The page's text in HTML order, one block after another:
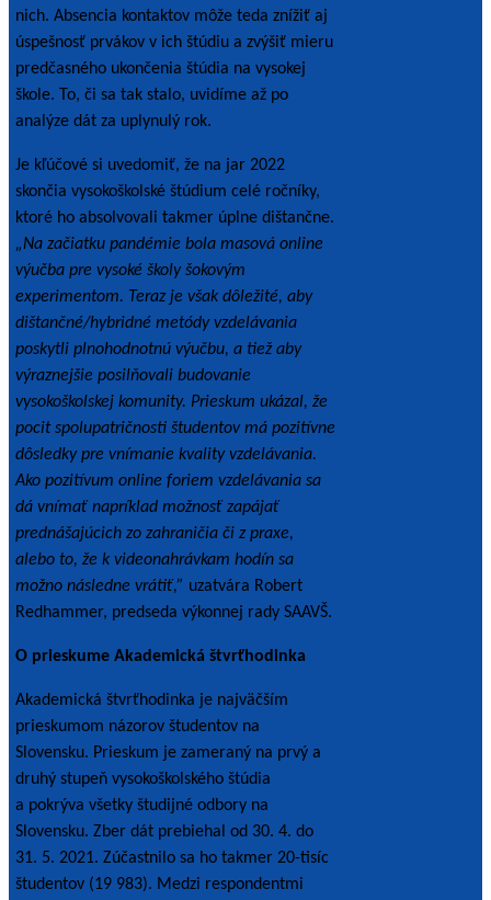
nich. Absencia kontaktov môže teda znížiť aj
úspešnosť prvákov v ich štúdiu a zvýšiť mieru
predčasného ukončenia štúdia na vysokej
škole. To, či sa tak stalo, uvidíme až po
analýze dát za uplynulý rok.
Je kľúčové si uvedomiť, že na jar 2022
skončia vysokoškolské štúdium celé ročníky,
ktoré ho absolvovali takmer úplne dištančne.
„Na začiatku pandémie bola masová online
výučba pre vysoké školy šokovým
experimentom. Teraz je však dôležité, aby
dištančné/hybridné metódy vzdelávania
poskytli plnohodnotnú výučbu, a tiež aby
výraznejšie posilňovali budovanie
vysokoškolskej komunity. Prieskum ukázal, že
pocit spolupatričnosti študentov má pozitívne
dôsledky pre vnímanie kvality vzdelávania.
Ako pozitívum online foriem vzdelávania sa
dá vnímať napríklad možnosť zapájať
prednášajúcich zo zahraničia či z praxe,
alebo to, že k videonahrávkam hodín sa
možno následne vrátiť,” uzatvára Robert
Redhammer, predseda výkonnej rady SAAVŠ.
O prieskume Akademická štvrťhodinka
Akademická štvrťhodinka je najväčším
prieskumom názorov študentov na
Slovensku. Prieskum je zameraný na prvý a
druhý stupeň vysokoškolského štúdia
a pokrýva všetky študijné odbory na
Slovensku. Zber dát prebiehal od 30. 4. do
31. 5. 2021. Zúčastnilo sa ho takmer 20-tisíc
študentov (19 983). Medzi respondentmi